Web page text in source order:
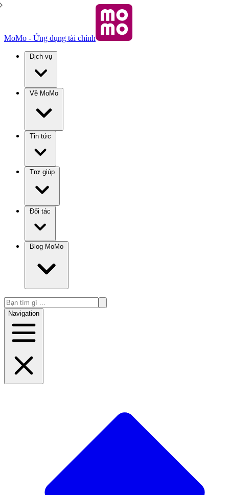
MoMo - Ứng dụng tài chính
Dịch vụ
Về MoMo
Tin tức
Trợ giúp
Đối tác
Blog MoMo
Navigation